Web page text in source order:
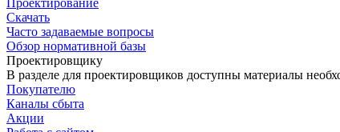
Проектирование
Скачать
Часто задаваемые вопросы
Обзор нормативной базы
Проектировщику
В разделе для проектировщиков доступны материалы
Покупателю
Каналы сбыта
Акции